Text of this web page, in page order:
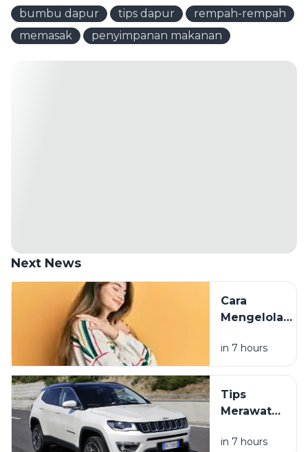
bumbu dapur tips dapur
rempah-rempah
memasak
penyimpanan makanan
Next News
Cara
Mengelola
Tetap
Tenang saat
Tekanan
Sehari-hari
in 7 hours
Tips
Merawat
Harian
in 7 hours